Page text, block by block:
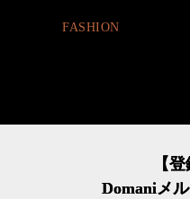
FASHION
【
Domaniメ